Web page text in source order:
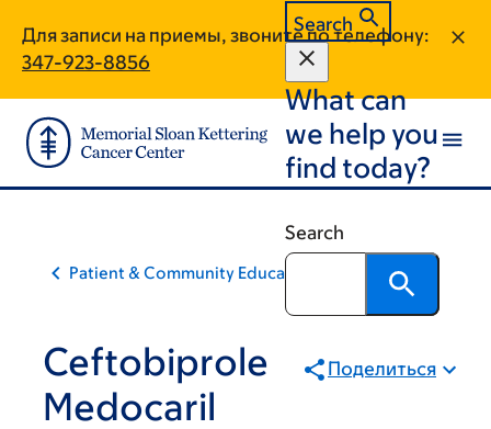
main
content
footer
Для записи на приемы, звоните по телефону:
347-923-8856
Search
What can
we help you
find today?
Search
Patient & Community Education
Ceftobiprole
Medocaril
Поделиться